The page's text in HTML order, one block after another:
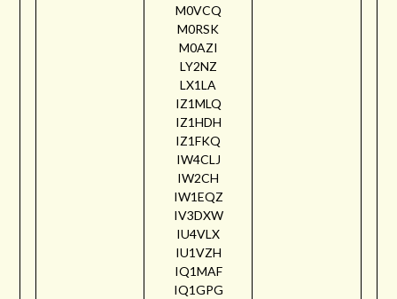
M0VCQ
M0RSK
M0AZI
LY2NZ
LX1LA
IZ1MLQ
IZ1HDH
IZ1FKQ
IW4CLJ
IW2CH
IW1EQZ
IV3DXW
IU4VLX
IU1VZH
IQ1MAF
IQ1GPG